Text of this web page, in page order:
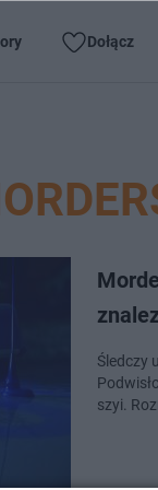
Dołącz
Śledczy
szyi.